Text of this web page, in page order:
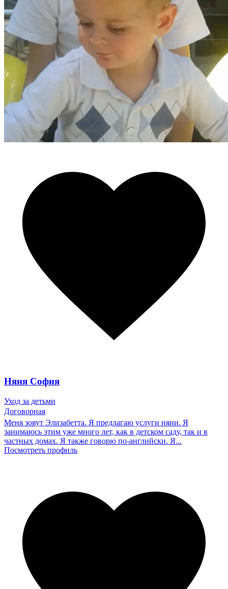
Няня София
Уход за детьми
Договорная
Меня зовут Элизабетта. Я предлагаю услуги няни. Я
занимаюсь этим уже много лет, как в детском саду, так и в
частных домах. Я также говорю по-английски. Я...
Посмотреть профиль